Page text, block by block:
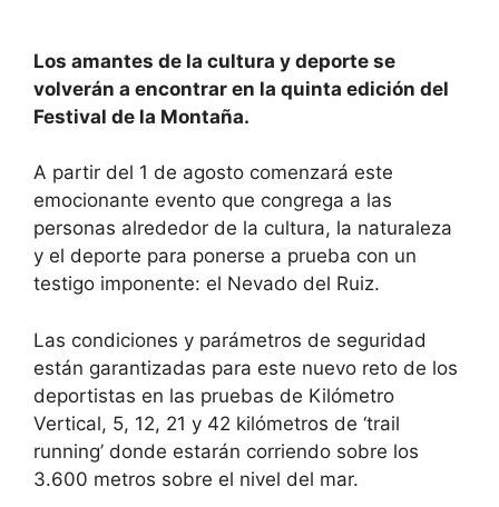
Los amantes de la cultura y deporte se
volverán a encontrar en la quinta edición del
Festival de la Montaña.
A partir del 1 de agosto comenzará este
emocionante evento que congrega a las
personas alrededor de la cultura, la naturaleza
y el deporte para ponerse a prueba con un
testigo imponente: el Nevado del Ruiz.
Las condiciones y parámetros de seguridad
están garantizadas para este nuevo reto de los
deportistas en las pruebas de Kilómetro
Vertical, 5, 12, 21 y 42 kilómetros de ‘trail
running’ donde estarán corriendo sobre los
3.600 metros sobre el nivel del mar.